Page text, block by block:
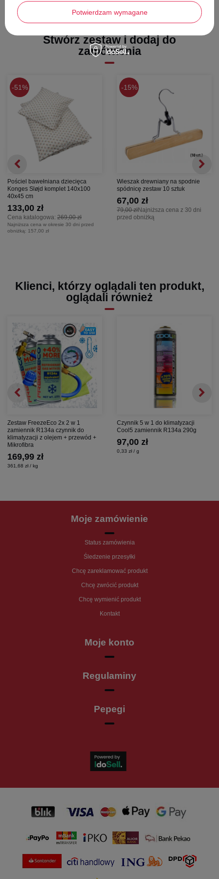
Stwórz zestaw i dodaj do
zamówienia
51%
Pościel bawełniana dziecięca
Konges Sløjd komplet 140x100
40x45 cm
Cena katalogowa: 269,00 zł
133,00 zł
Najniższa cena w okresie 30 dni przed
obniżką: 157,00 zł
15%
Wieszak drewniany na spodnie
spódnicę zestaw 10 sztuk
79,00 złNajniższa cena z 30 dni
przed obniżką
67,00 zł
Klienci, którzy oglądali ten produkt,
oglądali również
Zestaw FreezeEco 2x 2 w 1
zamiennik R134a czynnik do
klimatyzacji z olejem + przewód +
Mikrofibra
169,99 zł
361,68 zł / kg
Czynnik 5 w 1 do klimatyzacji
Cool5 zamiennik R134a 290g
97,00 zł
0,33 zł / g
Moje zamówienie
Status zamówienia
Śledzenie przesyłki
Chcę zareklamować produkt
Chcę zwrócić produkt
Chcę wymienić produkt
Kontakt
Moje konto
Regulaminy
Pepegi
Potwierdzam wymagane